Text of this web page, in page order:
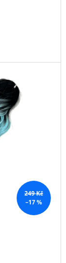
249 Kč
–17 %